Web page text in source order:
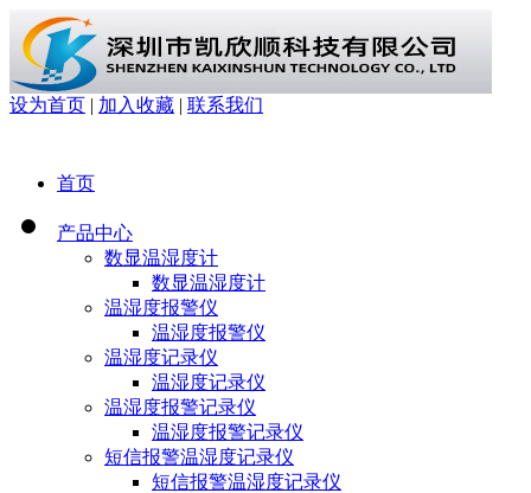
设为首页 | 加入收藏 | 联系我们
首页
产品中心
数显温湿度计
数显温湿度计
温湿度报警仪
温湿度报警仪
温湿度记录仪
温湿度记录仪
温湿度报警记录仪
温湿度报警记录仪
短信报警温湿度记录仪
短信报警温湿度记录仪